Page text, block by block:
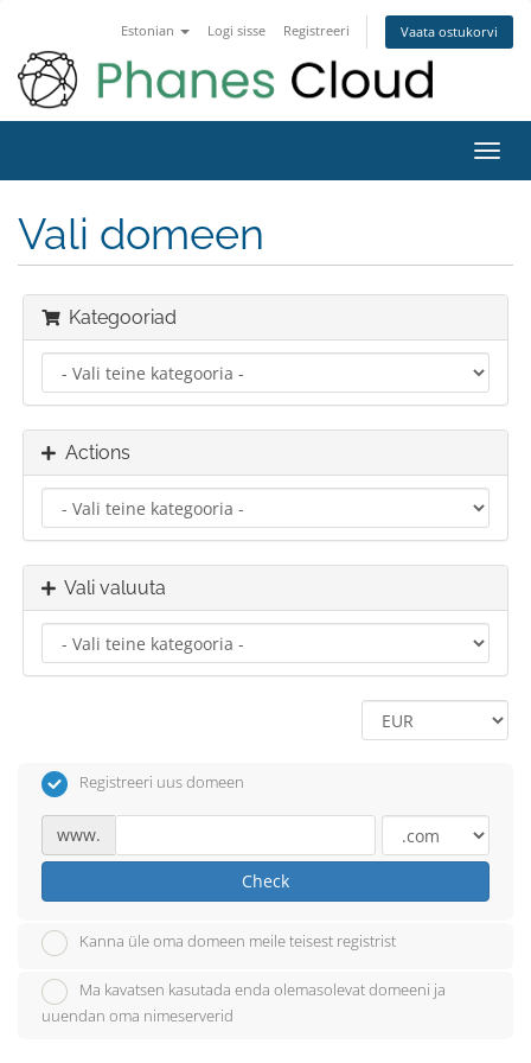
Estonian Logi sisse Registreeri Vaata ostukorvi
Vali domeen
Kategooriad
Actions
Vali valuuta
Registreeri uus domeen
www.
Check
Kanna üle oma domeen meile teisest registrist
Ma kavatsen kasutada enda olemasolevat domeeni ja
uuendan oma nimeserverid